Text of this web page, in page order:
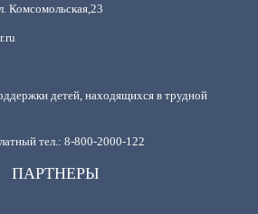
Комсомольская,23
детей, находящихся в трудной
тел.: 8-800-2000-122
ПАРТНЕРЫ